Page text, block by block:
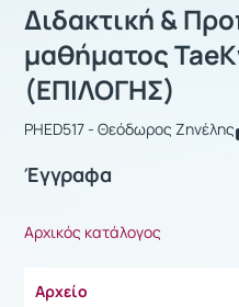
Διδακτική &
μαθήματος
(ΕΠΙΛΟΓΗΣ)
PHED517 - Θεόδωρος Ζηνέλης
Έγγραφα
Αρχικός κατάλογος
Αρχείο